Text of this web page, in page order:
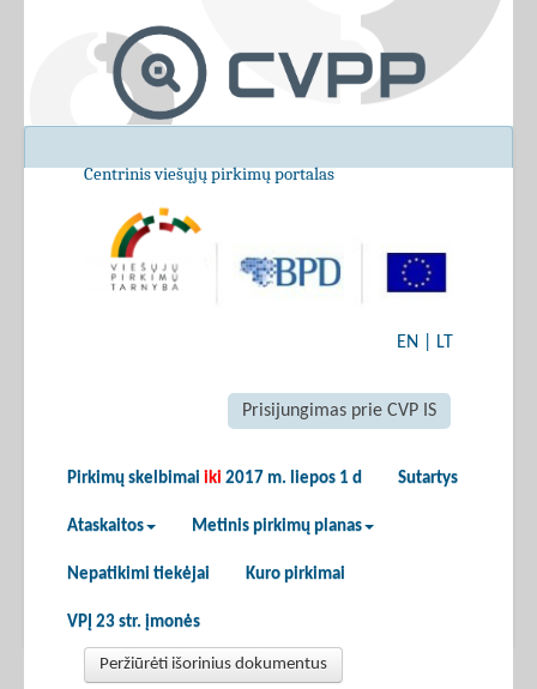
Centrinis viešųjų pirkimų portalas
EN LT
Prisijungimas prie CVP IS
Pirkimų skelbimai iki 2017 m. liepos 1 d Sutartys
Ataskaitos Metinis pirkimų planas
Nepatikimi tiekėjai Kuro pirkimai
VPĮ 23 str. įmonės
Peržiūrėti išorinius dokumentus